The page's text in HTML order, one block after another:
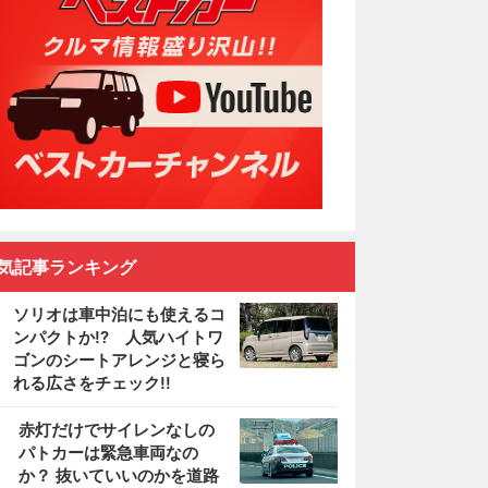
記事ランキング
ソリオは車中泊にも使えるコ
ンパクトか!? 人気ハイトワ
ゴンのシートアレンジと寝ら
れる広さをチェック!!
赤灯だけでサイレンなしの
パトカーは緊急車両なの
か？ 抜いていいのかを道路